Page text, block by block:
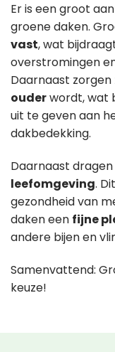
Er is een groot
groene daken.
vast, wat
overstromingen
Daarnaast
ouderwordt, wat
uit te geven aan
dakbedekking.
Daarnaast
leefomgeving.
gezondheid van
daken een fijne
andere bijen en
Samenvattend:
keuze!